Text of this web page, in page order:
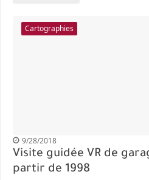
Cartographies
9/28/2018
Visite guidée VR de
partir de 1998